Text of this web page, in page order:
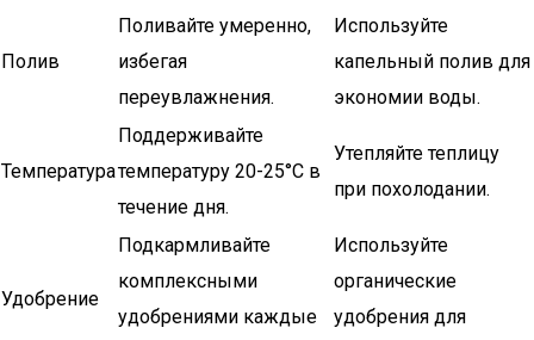
Полив
Поливайте умеренно,
избегая
переувлажнения.
Используйте
капельный полив для
экономии воды.
Температура
Поддерживайте
температуру 20-25°C в
течение дня.
Утепляйте теплицу
при похолодании.
Удобрение
Подкармливайте
комплексными
удобрениями каждые
Используйте
органические
удобрения для